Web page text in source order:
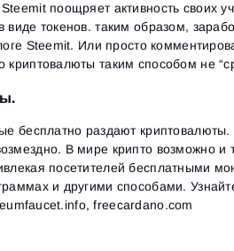
поощряет активность своих
виде токенов. таким образом,
Steemit. Или просто
криптовалюты таким способом не
бесплатно раздают
В мире крипто возможно и
посетителей бесплатными
и другими способами.
freecardano.com
Я принимаю:
Ознакомьтесь